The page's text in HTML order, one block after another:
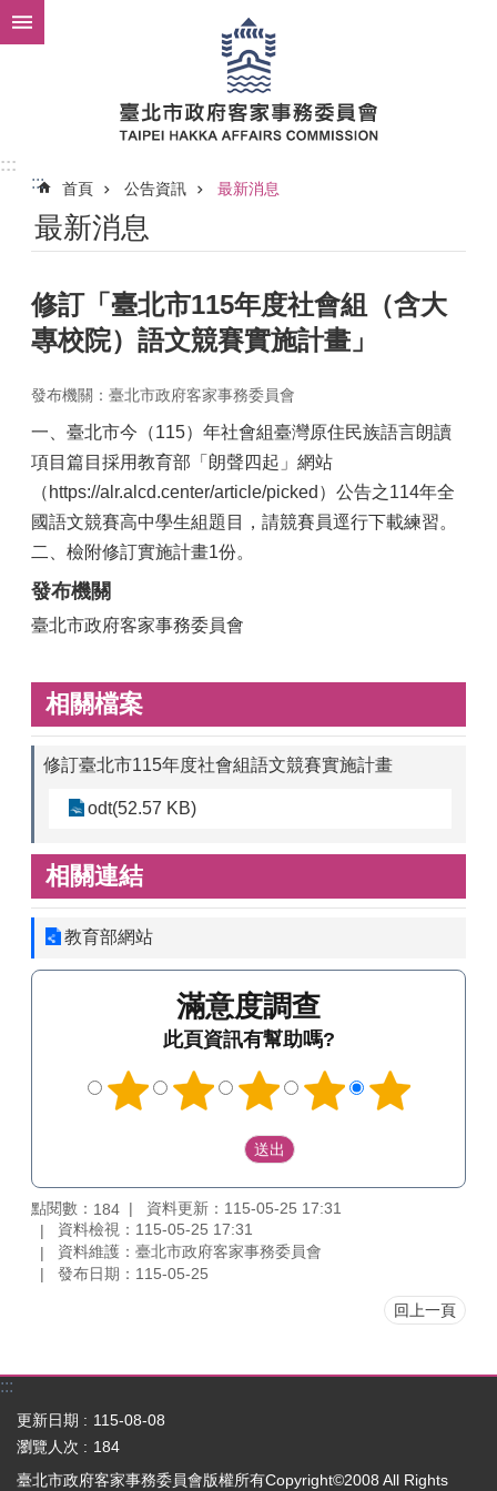
跳到主要內容區塊
:::
:::
首頁 公告資訊 最新消息
最新消息
修訂「臺北市115年度社會組（含大
專校院）語文競賽實施計畫」
發布機關：臺北市政府客家事務委員會
一、臺北市今（115）年社會組臺灣原住民族語言朗讀
項目篇目採用教育部「朗聲四起」網站
（https://alr.alcd.center/article/picked）公告之114年全
國語文競賽高中學生組題目，請競賽員逕行下載練習。
二、檢附修訂實施計畫1份。
發布機關
臺北市政府客家事務委員會
相關檔案
修訂臺北市115年度社會組語文競賽實施計畫
odt(52.57 KB)
相關連結
教育部網站
滿意度調查
此頁資訊有幫助嗎?
點閱數： 184
資料更新：115-05-25 17:31
資料檢視：115-05-25 17:31
資料維護：臺北市政府客家事務委員會
發布日期：115-05-25
回上一頁
:::
更新日期
115-08-08
瀏覽人次
184
臺北市政府客家事務委員會版權所有Copyright©2008 All Rights